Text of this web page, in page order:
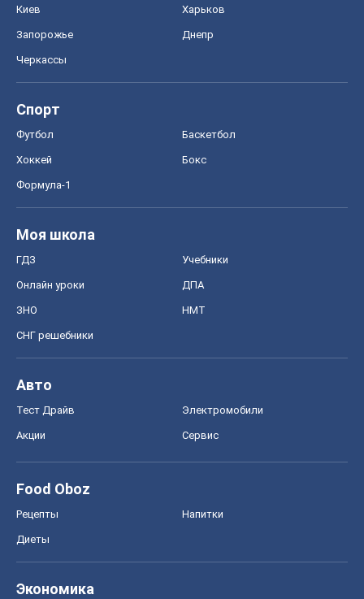
Киев Харьков
Запорожье Днепр
Черкассы
Спорт
Футбол Баскетбол
Хоккей Бокс
Формула-1
Моя школа
ГДЗ Учебники
Онлайн уроки ДПА
ЗНО НМТ
СНГ решебники
Авто
Тест Драйв Электромобили
Акции Сервис
Food Oboz
Рецепты Напитки
Диеты
Экономика